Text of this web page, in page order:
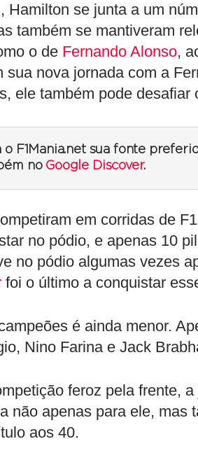
Hamilton se junta a um
também se mantiveram
o de Fernando Alonso,
sua nova jornada com a
ele também pode
o F1Mania.net sua fonte
no Google Discover.
em corridas de
no pódio, e apenas 10
no pódio algumas vezes
foi o último a conquistar
é ainda menor.
Nino Farina e Jack
feroz pela frente,
não apenas para ele, mas
aos 40.